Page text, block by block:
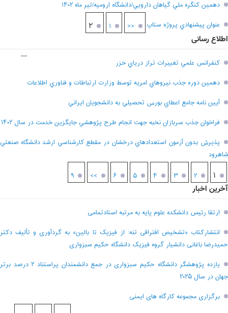
دهمين کنگره ملي گياهان دارويي/دانشگاه اروميه/تير ماه ۱۴۰۲
عنوان پيشنهادي پروژه ستاپ
<< ۱ ۲
اطلاع رسانی
کنفرانس علمي تغييرات تراز درياي خزر
دهمين دوره جذب نيروهاي امريه توسط وزارت ارتباطات و فناوري اطلاعات
آيين نامه جامع اعطاي بورس تحصيلي به دانشجويان ايراني
فراخوان جذب سربازان نخبه جهت انجام طرح پژوهشي جايگزين خدمت در سال ۱۴۰۲
پذيرش بدون آزمون استعدادهاي درخشان در مقطع کارشناسي ارشد دانشگاه صنعتي
شاهرود
۱ ۲ ۳ ۴ ۵ ۶
...
۹ >>
آخرین اخبار
ارتقا رئیس دانشکده علوم پایه به مرتبه استادتمامی
انتشارکتاب «تشخیص افتراقی تنه: از فیزیک تا بالین» به گردآوری و تألیف دکتر
حمیدرضا باغانی دانشیار گروه فیزیک دانشگاه حکیم سبزواری
یازده پژوهشگر دانشگاه حکیم سبزواری در جمع دانشمندان پراستناد ۲ درصد برتر
جهان در سال ۲۰۲۵
برگزاری مجموعه کارگاه های ایمنی